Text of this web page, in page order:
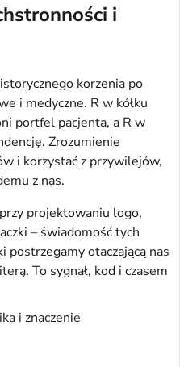
i
korzenia po
i medyczne. R w kółku
portfel pacjenta, a R w
Zrozumienie
i korzystać z przywilejów,
z nas.
projektowaniu logo,
– świadomość tych
postrzegamy otaczającą nas
To sygnał, kod i czasem
i znaczenie